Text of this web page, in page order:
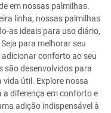
em nossas palmilhas.
linha, nossas palmilhas
as ideais para uso diário,
para melhorar seu
conforto ao seu
são desenvolvidos para
vida útil. Explore nossa
a diferença em conforto e
adição indispensável à